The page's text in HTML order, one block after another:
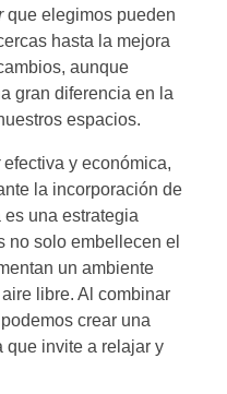
que elegimos pueden
hasta la mejora
aunque
gran diferencia en la
espacios.
efectiva y económica,
la incorporación de
una estrategia
no solo embellecen el
un ambiente
libre. Al combinar
crear una
que invite a relajar y